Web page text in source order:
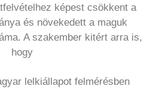
képest csökkent a
és növekedett a maguk
A szakember kitért arra is,
hogy
lelkiállapot felmérésben